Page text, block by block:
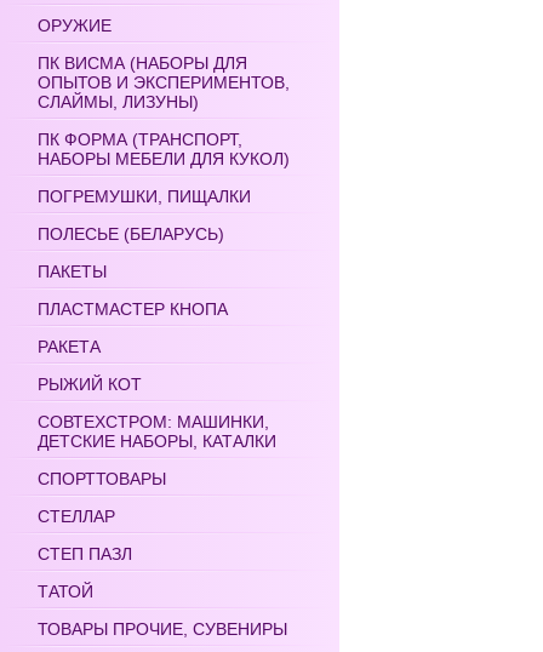
ОРУЖИЕ
ПК ВИСМА (НАБОРЫ ДЛЯ
ОПЫТОВ И ЭКСПЕРИМЕНТОВ,
СЛАЙМЫ, ЛИЗУНЫ)
ПК ФОРМА (ТРАНСПОРТ,
НАБОРЫ МЕБЕЛИ ДЛЯ КУКОЛ)
ПОГРЕМУШКИ, ПИЩАЛКИ
ПОЛЕСЬЕ (БЕЛАРУСЬ)
ПАКЕТЫ
ПЛАСТМАСТЕР КНОПА
РАКЕТА
РЫЖИЙ КОТ
СОВТЕХСТРОМ: МАШИНКИ,
ДЕТСКИЕ НАБОРЫ, КАТАЛКИ
СПОРТТОВАРЫ
СТЕЛЛАР
СТЕП ПАЗЛ
ТАТОЙ
ТОВАРЫ ПРОЧИЕ, СУВЕНИРЫ